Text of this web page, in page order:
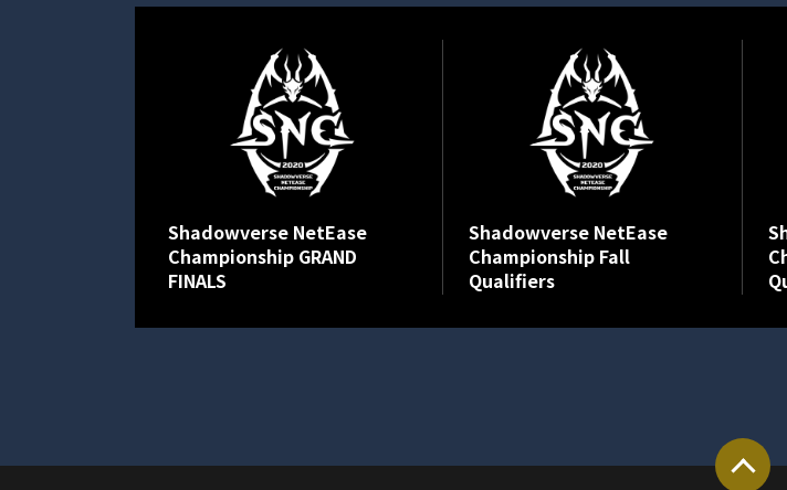
Shadowverse NetEase
Championship GRAND
FINALS
Shadowverse NetEase
Championship Fall
Qualifiers